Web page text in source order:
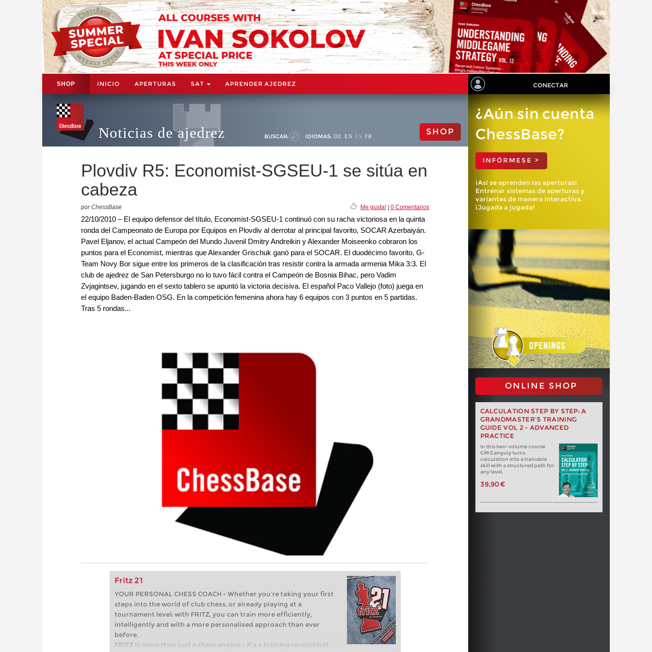
SHOP INICIO APERTURAS SAT APRENDER AJEDREZ CONECTAR
Noticias de ajedrez BUSCAR: IDIOMAS: DE EN ES FR SHOP
Plovdiv R5: Economist-SGSEU-1 se sitúa en
cabeza
por ChessBase Me gusta!| 0 Comentarios
22/10/2010 – El equipo defensor del título, Economist-SGSEU-1 continuó con su racha victoriosa en la quinta
ronda del Campeonato de Europa por Equipos en Plovdiv al derrotar al principal favorito, SOCAR Azerbaiyán.
Pavel Eljanov, el actual Campeón del Mundo Juvenil Dmitry Andreikin y Alexander Moiseenko cobraron los
puntos para el Economist, mientras que Alexander Grischuk ganó para el SOCAR. El duodécimo favorito, G-
Team Novy Bor sigue entre los primeros de la clasificación tras resistir contra la armada armenia Mika 3:3. El
club de ajedrez de San Petersburgo no lo tuvo fácil contra el Campeón de Bosnia Bihac, pero Vadim
Zvjagintsev, jugando en el sexto tablero se apuntó la victoria decisiva. El español Paco Vallejo (foto) juega en
el equipo Baden-Baden OSG. En la competición femenina ahora hay 6 equipos con 3 puntos en 5 partidas.
Tras 5 rondas...
Fritz 21
YOUR PERSONAL CHESS COACH - Whether you’re taking your first
steps into the world of club chess, or already playing at a
tournament level: with FRITZ, you can train more efficiently,
intelligently and with a more personalised approach than ever
before.
FRITZ is more than just a chess engine – it’s a training revolution!
¿Aún sin cuenta
ChessBase?
INFÓRMESE >
¡Así se aprenden las aperturas!
Entrenar sistemas de aperturas y
variantes de manera interactiva.
¡Jugada a jugada!
ONLINE SHOP
CALCULATION STEP BY STEP: A
GRANDMASTER’S TRAINING
GUIDE VOL 2 - ADVANCED
PRACTICE
In this two-volume course
GM Ganguly turns
calculation into a trainable
skill with a structured path for
any level.
39,90 €